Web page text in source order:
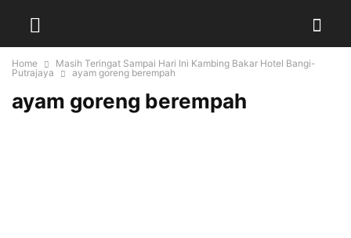
Home
Masih Teringat Sampai Hari Ini Kambing Bakar Hotel Bangi-
Putrajaya
ayam goreng berempah
ayam goreng berempah